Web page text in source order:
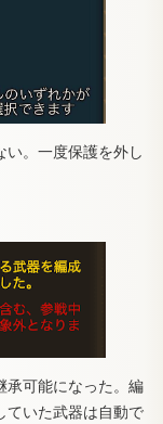
い。一度保護を外し
承可能になった。編
ていた武器は自動で